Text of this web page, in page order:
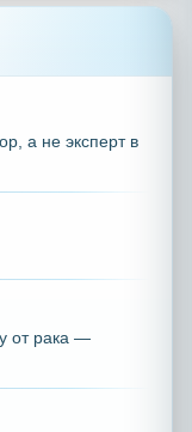
а не эксперт в
от рака —